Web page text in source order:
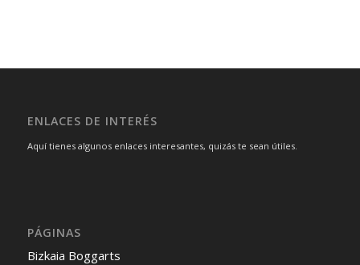
ENLACES DE INTERÉS
Aquí tienes algunos enlaces interesantes, quizás te sean útiles.
PÁGINAS
Bizkaia Boggarts